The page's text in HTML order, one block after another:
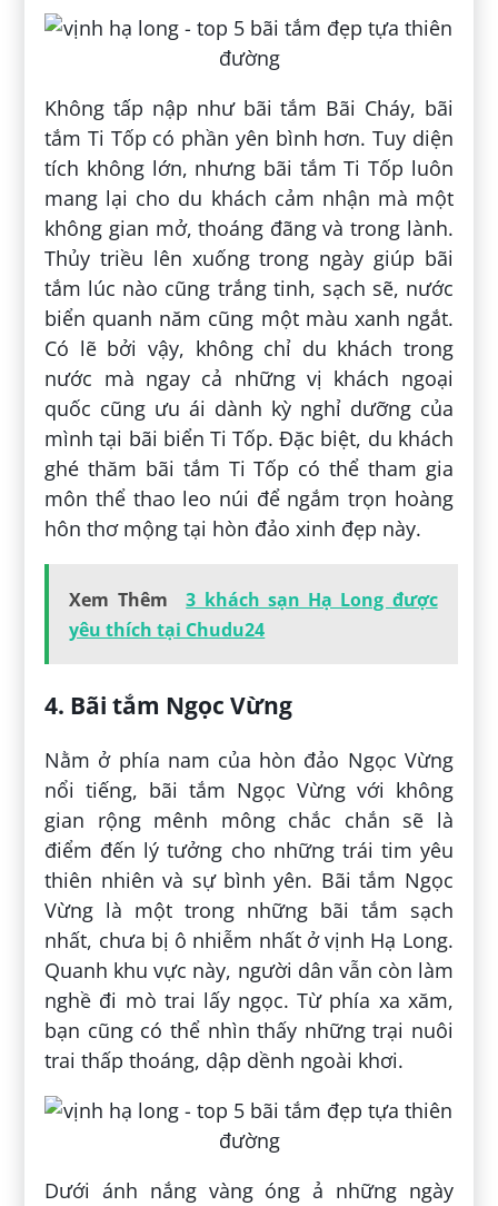
Không tấp nập như bãi tắm Bãi Cháy, bãi
tắm Ti Tốp có phần yên bình hơn. Tuy diện
tích không lớn, nhưng bãi tắm Ti Tốp luôn
mang lại cho du khách cảm nhận mà một
không gian mở, thoáng đãng và trong lành.
Thủy triều lên xuống trong ngày giúp bãi
tắm lúc nào cũng trắng tinh, sạch sẽ, nước
biển quanh năm cũng một màu xanh ngắt.
Có lẽ bởi vậy, không chỉ du khách trong
nước mà ngay cả những vị khách ngoại
quốc cũng ưu ái dành kỳ nghỉ dưỡng của
mình tại bãi biển Ti Tốp. Đặc biệt, du khách
ghé thăm bãi tắm Ti Tốp có thể tham gia
môn thể thao leo núi để ngắm trọn hoàng
hôn thơ mộng tại hòn đảo xinh đẹp này.
Xem Thêm
3 khách sạn Hạ Long được
yêu thích tại Chudu24
4. Bãi tắm Ngọc Vừng
Nằm ở phía nam của hòn đảo Ngọc Vừng
nổi tiếng, bãi tắm Ngọc Vừng với không
gian rộng mênh mông chắc chắn sẽ là
điểm đến lý tưởng cho những trái tim yêu
thiên nhiên và sự bình yên. Bãi tắm Ngọc
Vừng là một trong những bãi tắm sạch
nhất, chưa bị ô nhiễm nhất ở vịnh Hạ Long.
Quanh khu vực này, người dân vẫn còn làm
nghề đi mò trai lấy ngọc. Từ phía xa xăm,
bạn cũng có thể nhìn thấy những trại nuôi
trai thấp thoáng, dập dềnh ngoài khơi.
Dưới ánh nắng vàng óng ả những ngày